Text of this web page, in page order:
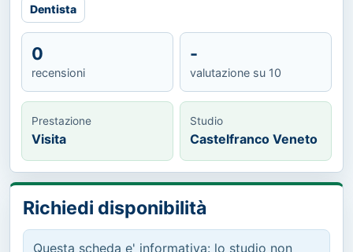
Dentista
0
recensioni
-
valutazione su 10
Prestazione
Visita
Studio
Castelfranco Veneto
Richiedi disponibilità
Questa scheda e' informativa: lo studio non